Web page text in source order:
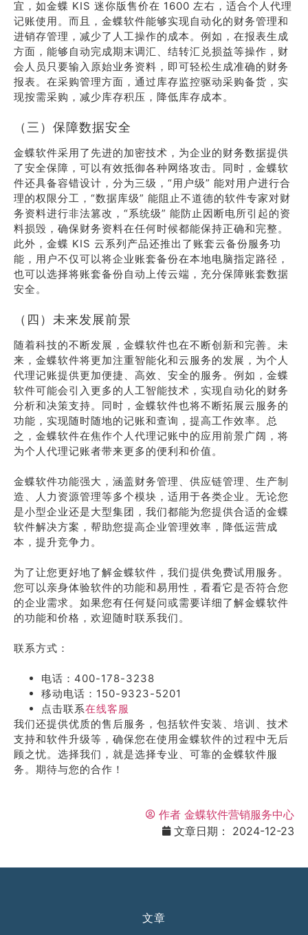
宜，如金蝶 KIS 迷你版售价在 1600 左右，适合个人代理
记账使用。而且，金蝶软件能够实现自动化的财务管理和
进销存管理，减少了人工操作的成本。例如，在报表生成
方面，能够自动完成期末调汇、结转汇兑损益等操作，财
会人员只要输入原始业务资料，即可轻松生成准确的财务
报表。在采购管理方面，通过库存监控驱动采购备货，实
现按需采购，减少库存积压，降低库存成本。
（三）保障数据安全
金蝶软件采用了先进的加密技术，为企业的财务数据提供
了安全保障，可以有效抵御各种网络攻击。同时，金蝶软
件还具备容错设计，分为三级，“用户级” 能对用户进行合
理的权限分工，“数据库级” 能阻止不道德的软件专家对财
务资料进行非法篡改，“系统级” 能防止因断电所引起的资
料损毁，确保财务资料在任何时候都能保持正确和完整。
此外，金蝶 KIS 云系列产品还推出了账套云备份服务功
能，用户不仅可以将企业账套备份在本地电脑指定路径，
也可以选择将账套备份自动上传云端，充分保障账套数据
安全。
（四）未来发展前景
随着科技的不断发展，金蝶软件也在不断创新和完善。未
来，金蝶软件将更加注重智能化和云服务的发展，为个人
代理记账提供更加便捷、高效、安全的服务。例如，金蝶
软件可能会引入更多的人工智能技术，实现自动化的财务
分析和决策支持。同时，金蝶软件也将不断拓展云服务的
功能，实现随时随地的记账和查询，提高工作效率。总
之，金蝶软件在焦作个人代理记账中的应用前景广阔，将
为个人代理记账者带来更多的便利和价值。
金蝶软件功能强大，涵盖财务管理、供应链管理、生产制
造、人力资源管理等多个模块，适用于各类企业。无论您
是小型企业还是大型集团，我们都能为您提供合适的金蝶
软件解决方案，帮助您提高企业管理效率，降低运营成
本，提升竞争力。
为了让您更好地了解金蝶软件，我们提供免费试用服务。
您可以亲身体验软件的功能和易用性，看看它是否符合您
的企业需求。如果您有任何疑问或需要详细了解金蝶软件
的功能和价格，欢迎随时联系我们。
联系方式：
电话：400-178-3238
移动电话：150-9323-5201
点击联系在线客服
我们还提供优质的售后服务，包括软件安装、培训、技术
支持和软件升级等，确保您在使用金蝶软件的过程中无后
顾之忧。选择我们，就是选择专业、可靠的金蝶软件服
务。期待与您的合作！
作者 金蝶软件营销服务中心
文章日期：
2024-12-23
文章